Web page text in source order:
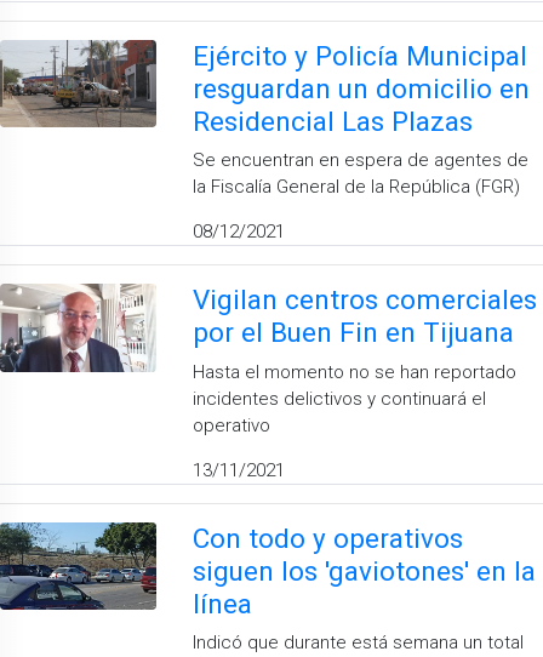
Ejército y Policía Municipal
resguardan un domicilio en
Residencial Las Plazas
Se encuentran en espera de agentes de
la Fiscalía General de la República (FGR)
08/12/2021
Vigilan centros comerciales
por el Buen Fin en Tijuana
Hasta el momento no se han reportado
incidentes delictivos y continuará el
operativo
13/11/2021
Con todo y operativos
siguen los 'gaviotones' en la
línea
Indicó que durante está semana un total